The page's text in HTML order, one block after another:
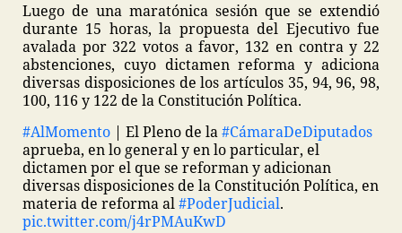
Luego de una maratónica sesión que se extendió
durante 15 horas, la propuesta del Ejecutivo fue
avalada por 322 votos a favor, 132 en contra y 22
abstenciones, cuyo dictamen reforma y adiciona
diversas disposiciones de los artículos 35, 94, 96, 98,
100, 116 y 122 de la Constitución Política.
#AlMomento | El Pleno de la#CámaraDeDiputados
aprueba, en lo general y en lo particular, el
dictamen por el que se reforman y adicionan
diversas disposiciones de la Constitución Política, en
materia de reforma al#PoderJudicial.
pic.twitter.com/j4rPMAuKwD